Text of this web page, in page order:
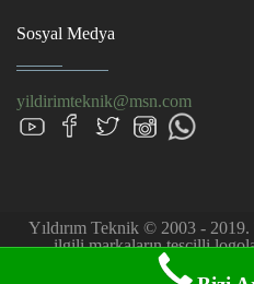
Sosyal Medya
yildirimteknik@msn.com
Yıldırım Teknik © 2003 -
ilgili markaların tescilli
kullanılmıştır. Firmamız